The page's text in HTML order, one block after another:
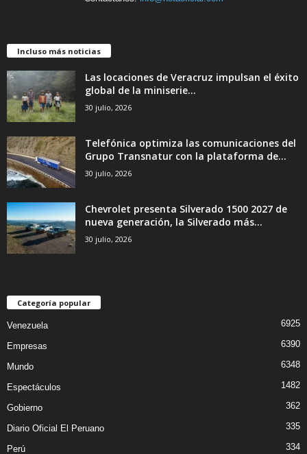
Incluso más noticias
Las locaciones de Veracruz impulsan el éxito
global de la miniserie...
30 julio, 2026
Telefónica optimiza las comunicaciones del
Grupo Transnatur con la plataforma de...
30 julio, 2026
Chevrolet presenta Silverado 1500 2027 de
nueva generación, la Silverado más...
30 julio, 2026
Categoría popular
Venezuela 6925
Empresas 6390
Mundo 6348
Espectáculos 1482
Gobierno 362
Diario Oficial El Peruano 335
Perú 334